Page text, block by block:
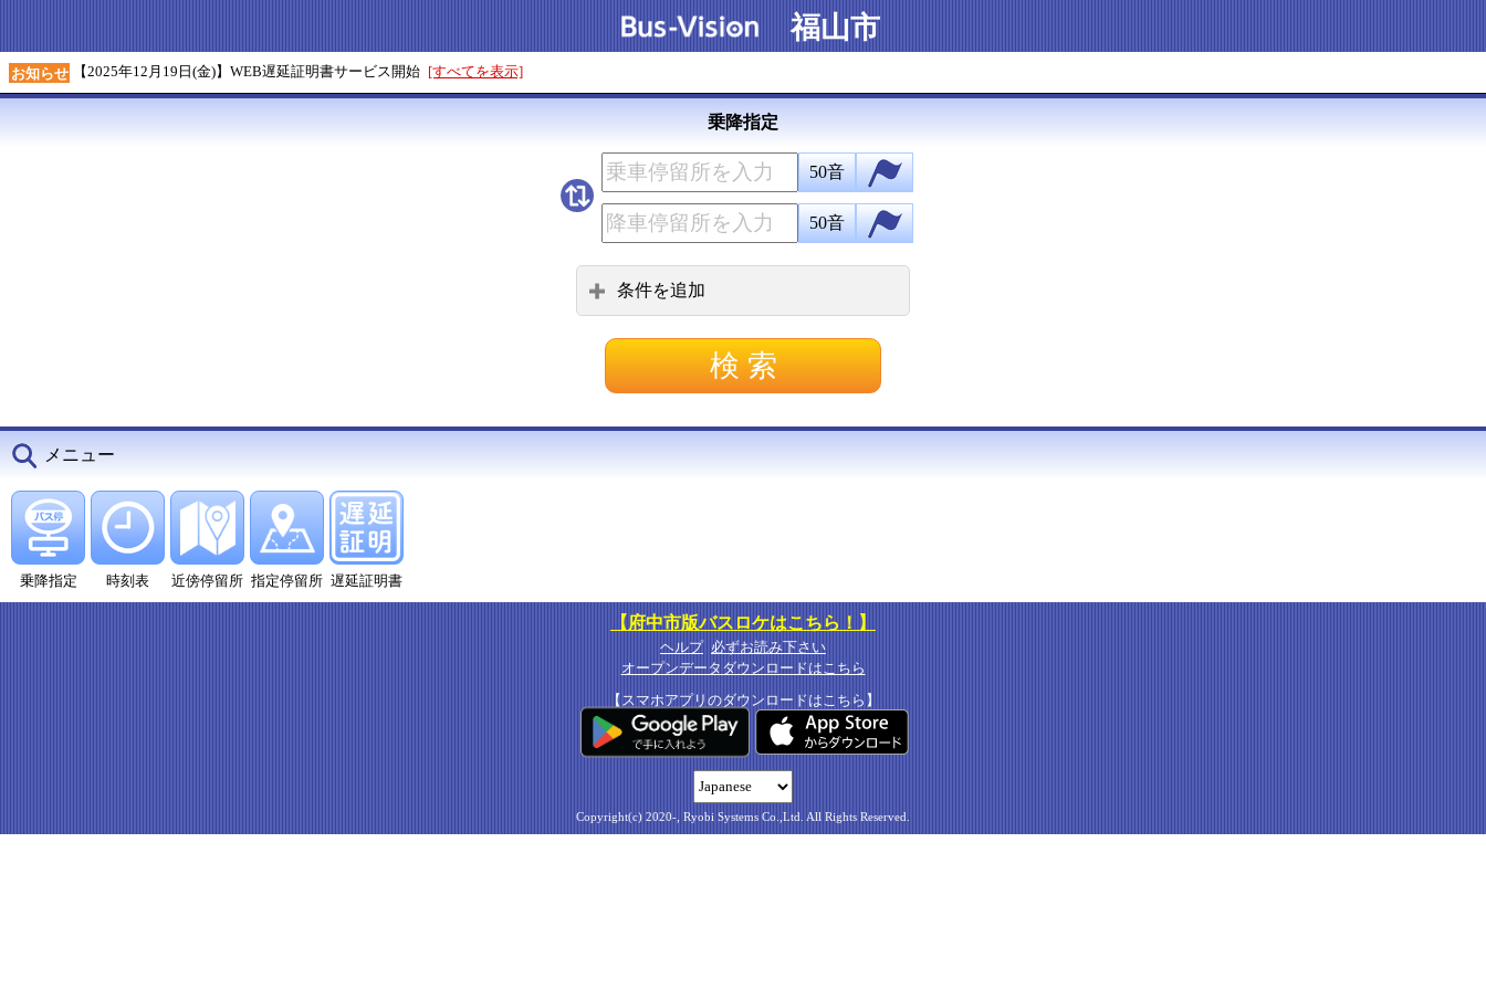
福山市
お知らせ 【2025年12月19日(金)】WEB遅延証明書サービス開始 [すべてを表示]
乗降指定
50音
50音
条件を追加
メニュー
乗降指定 時刻表 近傍停留所 指定停留所 遅延証明書
【府中市版バスロケはこちら！】
ヘルプ 必ずお読み下さい
オープンデータダウンロードはこちら
【スマホアプリのダウンロードはこちら】
Copyright(c) 2020-, Ryobi Systems Co.,Ltd. All Rights Reserved.